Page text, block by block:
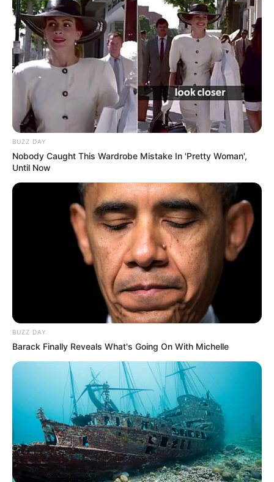
ΤΑΥΤΟΤΗΤΑ ΚΑΙ ΕΠΙΚΟΙΝΩΝΙΑ ΟΡΟΙ ΧΡΗΣΗΣ
BUZZ DAY
Nobody Caught This Wardrobe Mistake In 'Pretty Woman',
Until Now
BUZZ DAY
Barack Finally Reveals What's Going On With Michelle